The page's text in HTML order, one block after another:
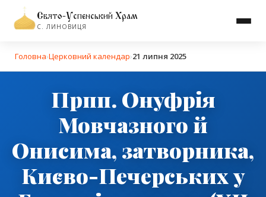
Свято-Успенський Храм
С. ЛИНОВИЦЯ
Головна›Церковний календар›21 липня 2025
Прпп. Онуфрія
Мовчазного й
Онисима, затворника,
Києво-Печерських у